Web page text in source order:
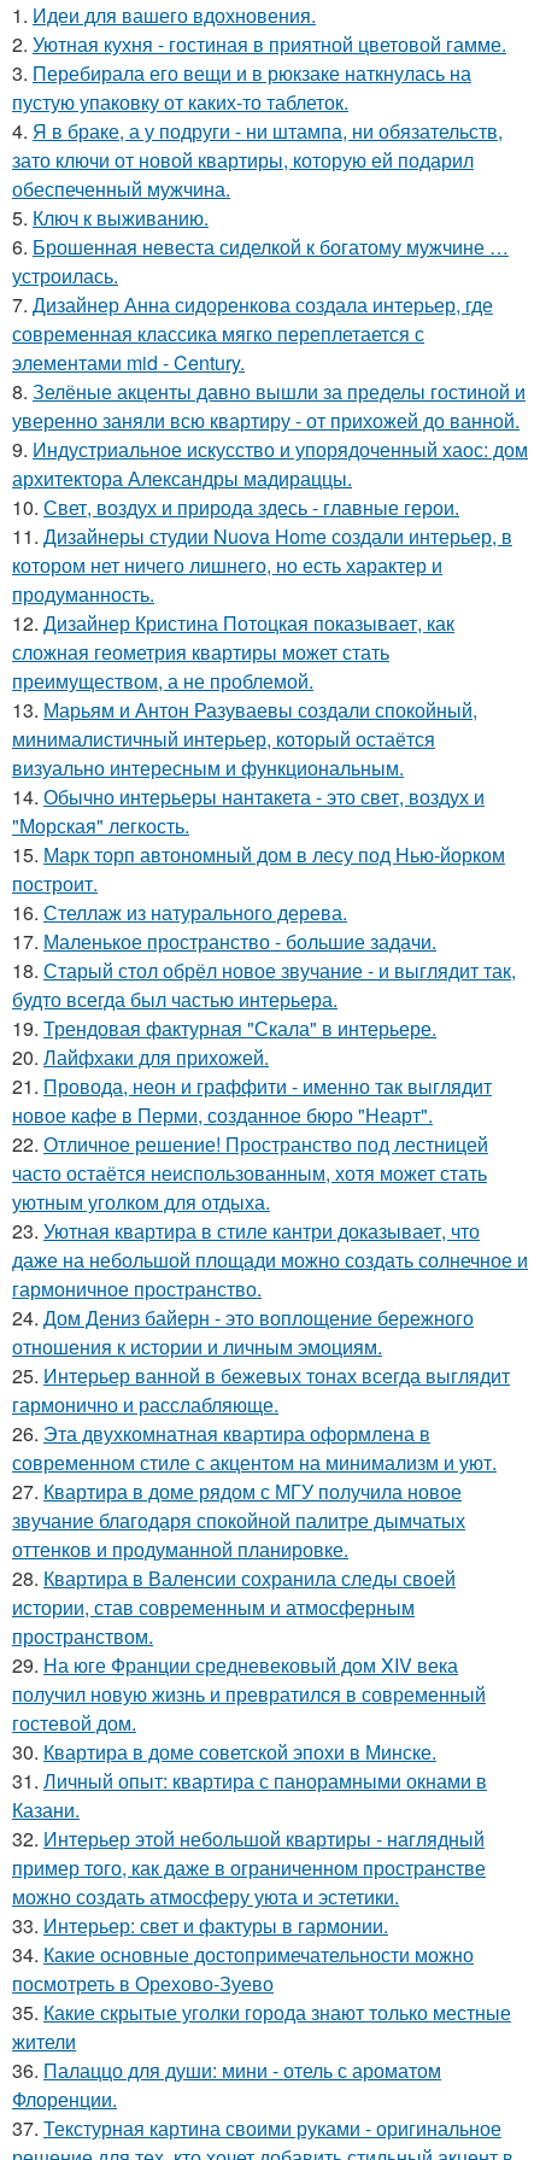
1. Идеи для вашего вдохновения.
2. Уютная кухня - гостиная в приятной цветовой гамме.
3. Перебирала его вещи и в рюкзаке наткнулась на
пустую упаковку от каких-то таблеток.
4. Я в браке, а у подруги - ни штампа, ни обязательств,
зато ключи от новой квартиры, которую ей подарил
обеспеченный мужчина.
5. Ключ к выживанию.
6. Брошенная невеста сиделкой к богатому мужчине …
устроилась.
7. Дизайнер Анна сидоренкова создала интерьер, где
современная классика мягко переплетается с
элементами mid - Century.
8. Зелёные акценты давно вышли за пределы гостиной и
уверенно заняли всю квартиру - от прихожей до ванной.
9. Индустриальное искусство и упорядоченный хаос: дом
архитектора Александры мадираццы.
10. Свет, воздух и природа здесь - главные герои.
11. Дизайнеры студии Nuova Home создали интерьер, в
котором нет ничего лишнего, но есть характер и
продуманность.
12. Дизайнер Кристина Потоцкая показывает, как
сложная геометрия квартиры может стать
преимуществом, а не проблемой.
13. Марьям и Антон Разуваевы создали спокойный,
минималистичный интерьер, который остаётся
визуально интересным и функциональным.
14. Обычно интерьеры нантакета - это свет, воздух и
"Морская" легкость.
15. Марк торп автономный дом в лесу под Нью-йорком
построит.
16. Стеллаж из натурального дерева.
17. Маленькое пространство - большие задачи.
18. Старый стол обрёл новое звучание - и выглядит так,
будто всегда был частью интерьера.
19. Трендовая фактурная "Скала" в интерьере.
20. Лайфхаки для прихожей.
21. Провода, неон и граффити - именно так выглядит
новое кафе в Перми, созданное бюро "Неарт".
22. Отличное решение! Пространство под лестницей
часто остаётся неиспользованным, хотя может стать
уютным уголком для отдыха.
23. Уютная квартира в стиле кантри доказывает, что
даже на небольшой площади можно создать солнечное и
гармоничное пространство.
24. Дом Дениз байерн - это воплощение бережного
отношения к истории и личным эмоциям.
25. Интерьер ванной в бежевых тонах всегда выглядит
гармонично и расслабляюще.
26. Эта двухкомнатная квартира оформлена в
современном стиле с акцентом на минимализм и уют.
27. Квартира в доме рядом с МГУ получила новое
звучание благодаря спокойной палитре дымчатых
оттенков и продуманной планировке.
28. Квартира в Валенсии сохранила следы своей
истории, став современным и атмосферным
пространством.
29. На юге Франции средневековый дом XIV века
получил новую жизнь и превратился в современный
гостевой дом.
30. Квартира в доме советской эпохи в Минске.
31. Личный опыт: квартира с панорамными окнами в
Казани.
32. Интерьер этой небольшой квартиры - наглядный
пример того, как даже в ограниченном пространстве
можно создать атмосферу уюта и эстетики.
33. Интерьер: свет и фактуры в гармонии.
34. Какие основные достопримечательности можно
посмотреть в Орехово-Зуево
35. Какие скрытые уголки города знают только местные
жители
36. Палаццо для души: мини - отель с ароматом
Флоренции.
37. Текстурная картина своими руками - оригинальное